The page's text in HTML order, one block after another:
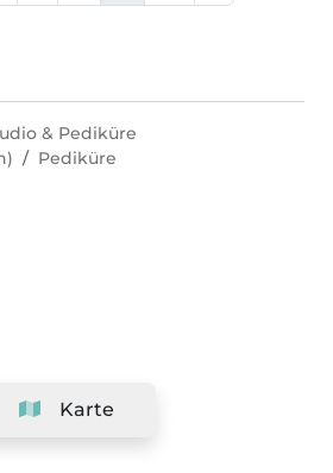
Karte
& Pediküre
Pediküre